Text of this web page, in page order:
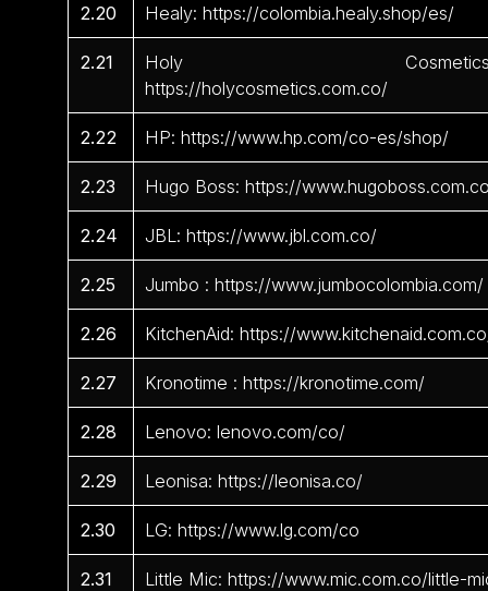
2.20 Healy: https://colombia.healy.shop/es/
2.21
Holy
https://holycosmetics.com.co/
2.22 HP: https://www.hp.com/co-es/shop/
2.23 Hugo Boss: https://
2.24 JBL: https://www.jbl.com.co/
2.25 Jumbo : https://www.jumbocolombia.com/
2.26 KitchenAid: https://
2.27 Kronotime : https://kronotime.com/
2.28 Lenovo: lenovo.com/co/
2.29 Leonisa: https://leonisa.co/
2.30 LG: https://www.lg.com/co
2.31 Little Mic: https://www.mic.com.co/little-